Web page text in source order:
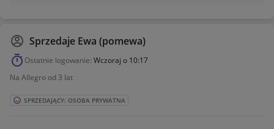
Sprzedaje Ewa (pomewa)
Ostatnie logowanie: Wczoraj o 10:17
Na Allegro od 3 lat
SPRZEDAJĄCY: OSOBA PRYWATNA